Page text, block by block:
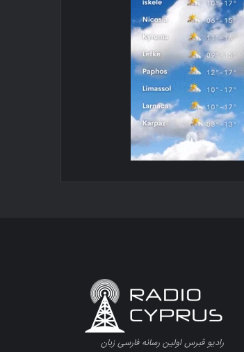
رادیو قبرس اولین رسانه فارسی زبان